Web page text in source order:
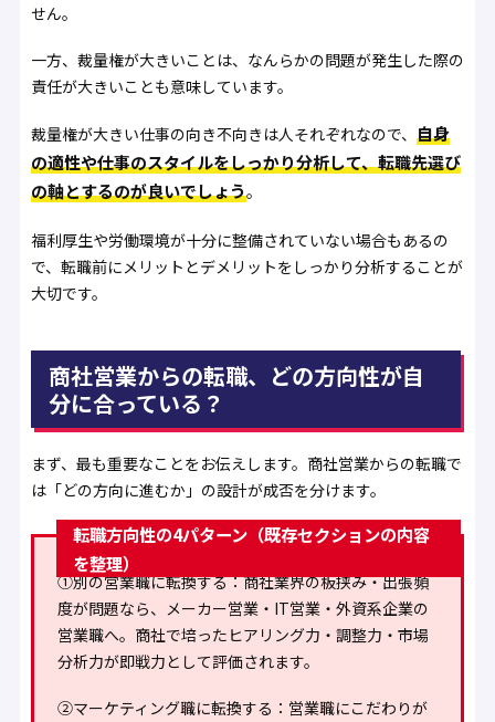
せん。
一方、裁量権が大きいことは、なんらかの問題が発生した際の
責任が大きいことも意味しています。
裁量権が大きい仕事の向き不向きは人それぞれなので、 自身
の適性や仕事のスタイルをしっかり分析して、転職先選び
の軸とするのが良いでしょう。
福利厚生や労働環境が十分に整備されていない場合もあるの
で、転職前にメリットとデメリットをしっかり分析することが
大切です。
商社営業からの転職、どの方向性が自
分に合っている？
まず、最も重要なことをお伝えします。商社営業からの転職で
は「どの方向に進むか」の設計が成否を分けます。
転職方向性の4パターン（既存セクションの内容
を整理）
①別の営業職に転換する：商社業界の板挟み・出張頻
度が問題なら、メーカー営業・IT営業・外資系企業の
営業職へ。商社で培ったヒアリング力・調整力・市場
分析力が即戦力として評価されます。
②マーケティング職に転換する ：営業職にこだわりが